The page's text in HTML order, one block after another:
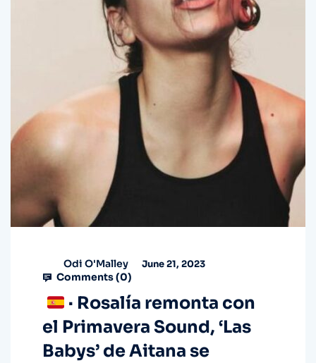
Odi O'Malley June 21, 2023
Comments (0)
· Rosalía remonta con
el Primavera Sound, ‘Las
Babys’ de Aitana se